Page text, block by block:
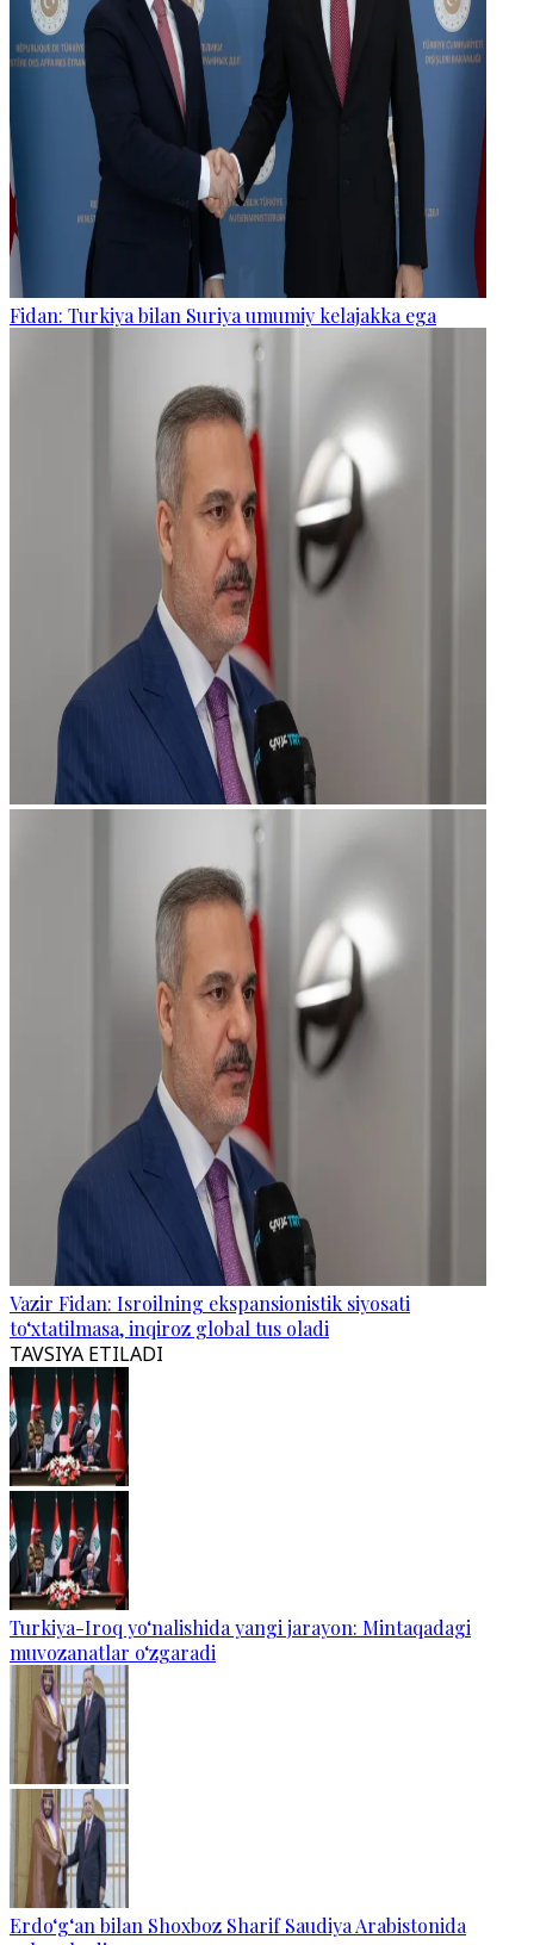
Fidan: Turkiya bilan Suriya umumiy kelajakka ega
Vazir Fidan: Isroilning ekspansionistik siyosati
to‘xtatilmasa, inqiroz global tus oladi
TAVSIYA ETILADI
Turkiya-Iroq yo‘nalishida yangi jarayon: Mintaqadagi
muvozanatlar o‘zgaradi
Erdo‘g‘an bilan Shoxboz Sharif Saudiya Arabistonida